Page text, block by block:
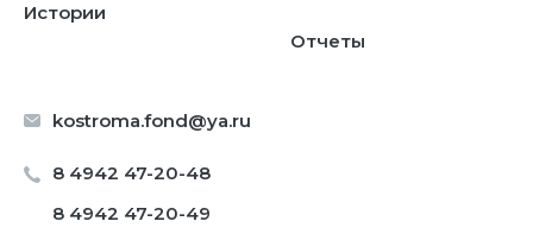
kostroma.fond@ya.ru
8 4942 47-20-48
8 4942 47-20-49
Истории
Отчеты